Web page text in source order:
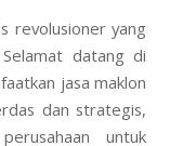
revolusioner yang
datang di
jasa maklon
dan strategis,
untuk